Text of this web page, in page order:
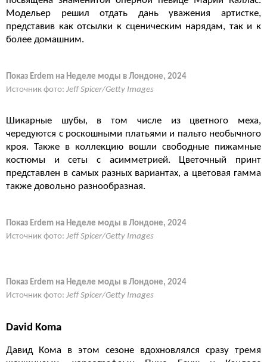
Модельер решил отдать дань уважения артистке,
представив как отсылки к сценическим нарядам, так и к
более домашним.
Показ Erdem на Неделе моды в Лондоне, 2024
Источник фото: Jeff Spicer/Getty Images
Шикарные шубы, в том числе из цветного меха,
чередуются с роскошными платьями и пальто необычного
кроя. Также в коллекцию вошли свободные пижамные
костюмы и сеты с асимметрией. Цветочный принт
представлен в самых разных вариантах, а цветовая гамма
также довольно разнообразная.
Показ Erdem на Неделе моды в Лондоне, 2024
Источник фото: Jeff Spicer/Getty Images
Показ Erdem на Неделе моды в Лондоне, 2024
Источник фото: Jeff Spicer/Getty Images
David Koma
Давид Кома в этом сезоне вдохновлялся сразу тремя